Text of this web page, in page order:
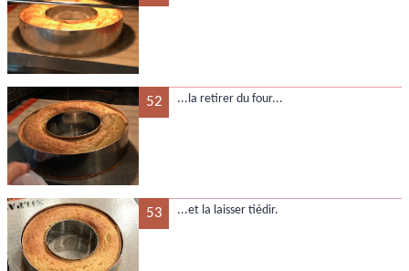
52 ...la retirer du four...
53 ...et la laisser tiédir.